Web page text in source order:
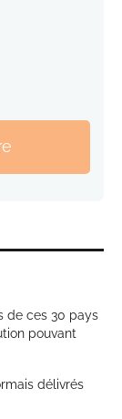
de ces 30 pays
pouvant
délivrés